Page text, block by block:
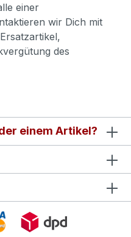
einer
wir Dich mit
des
einem Artikel?